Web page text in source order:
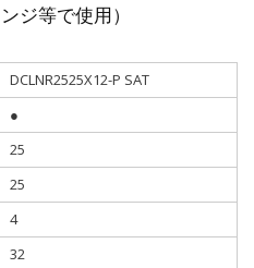
ジ等で使用）
DCLNR2525X12-P SAT
●
25
25
4
32